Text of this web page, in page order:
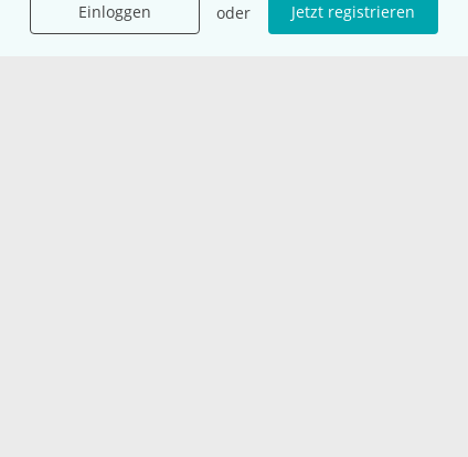
Einloggen
oder Jetzt registrieren
International
Social Media